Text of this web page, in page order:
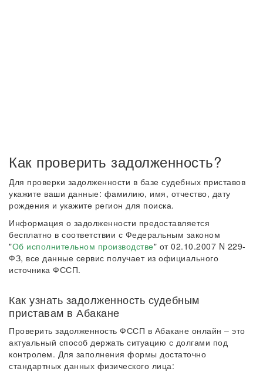
Как проверить задолженность?
Для проверки задолженности в базе судебных приставов
укажите ваши данные: фамилию, имя, отчество, дату
рождения и укажите регион для поиска.
Информация о задолженности предоставляется
бесплатно в соответствии с Федеральным законом
"Об исполнительном производстве" от 02.10.2007 N 229-
ФЗ, все данные сервис получает из официального
источника ФССП.
Как узнать задолженность судебным
приставам в Абакане
Проверить задолженность ФССП в Абакане онлайн – это
актуальный способ держать ситуацию с долгами под
контролем. Для заполнения формы достаточно
стандартных данных физического лица: